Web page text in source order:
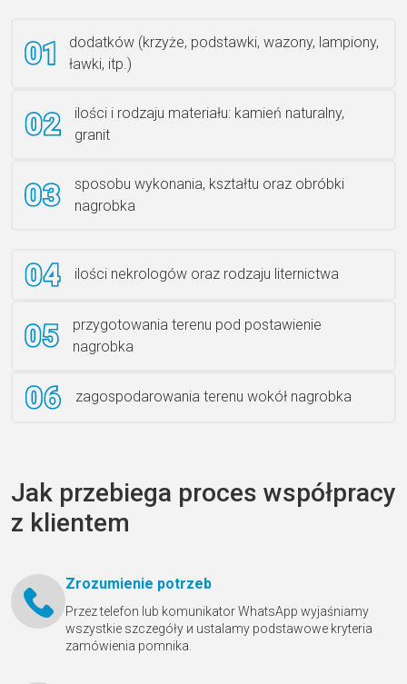
Ławka granitowa LG 12
dodatków (krzyże, podstawki, wazony, lampiony,
ławki, itp.)
ilości i rodzaju materiału: kamień naturalny,
granit
sposobu wykonania, kształtu oraz obróbki
nagrobka
ilości nekrologów oraz rodzaju liternictwa
przygotowania terenu pod postawienie
nagrobka
zagospodarowania terenu wokół nagrobka
Jak przebiega proces współpracy
z klientem
Zrozumienie potrzeb
Przez telefon lub komunikator WhatsApp wyjaśniamy
wszystkie szczegóły и ustalamy podstawowe kryteria
zamówienia pomnika.